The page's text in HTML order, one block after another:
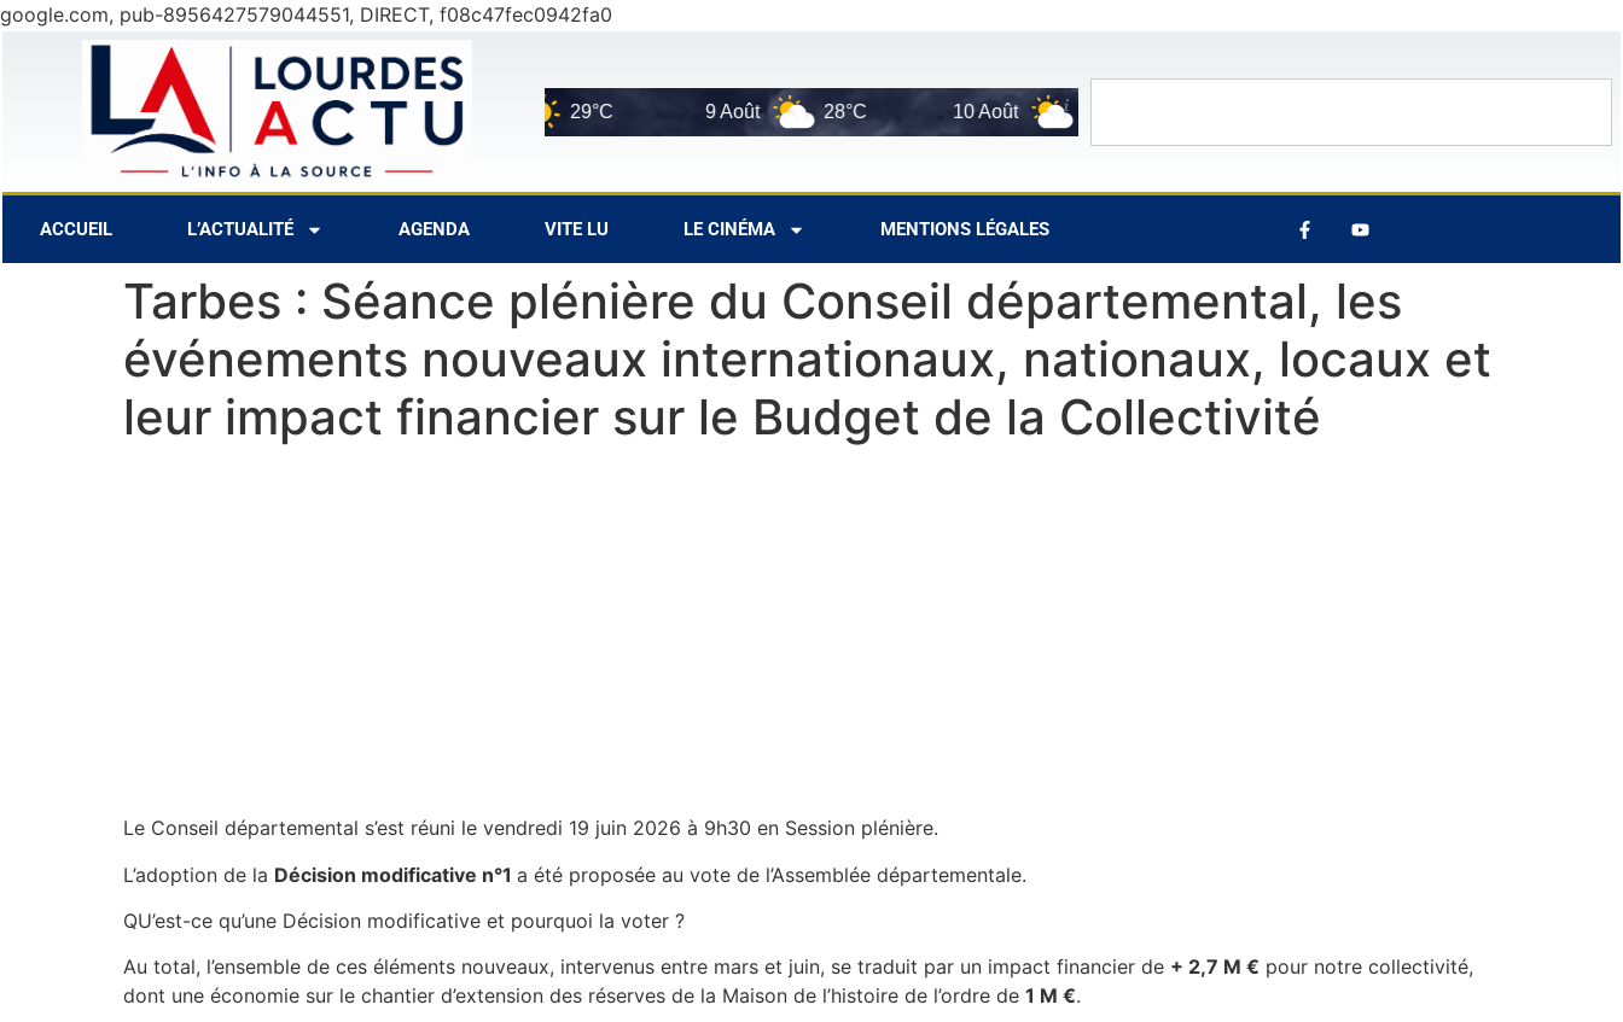
google.com, pub-8956427579044551, DIRECT, f08c47fec0942fa0
7 Août 27°C 8 Août 28°C 28°C
ACCUEIL L’ACTUALITÉ AGENDA VITE LU LE CINÉMA MENTIONS LÉGALES
Tarbes : Séance plénière du Conseil départemental, les
événements nouveaux internationaux, nationaux, locaux et
leur impact financier sur le Budget de la Collectivité
Le Conseil départemental s’est réuni le vendredi 19 juin 2026 à 9h30 en Session plénière.
L’adoption de la Décision modificative n°1 a été proposée au vote de l’Assemblée départementale.
QU’est-ce qu’une Décision modificative et pourquoi la voter ?
Au total, l’ensemble de ces éléments nouveaux, intervenus entre mars et juin, se traduit par un impact financier de + 2,7 M € pour notre collectivité,
dont une économie sur le chantier d’extension des réserves de la Maison de l’histoire de l’ordre de 1 M €.